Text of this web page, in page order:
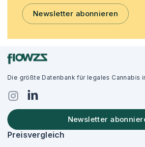
Newsletter abonnieren
Die größte Datenbank für legales Cannabis
Newsletter
Preisvergleich